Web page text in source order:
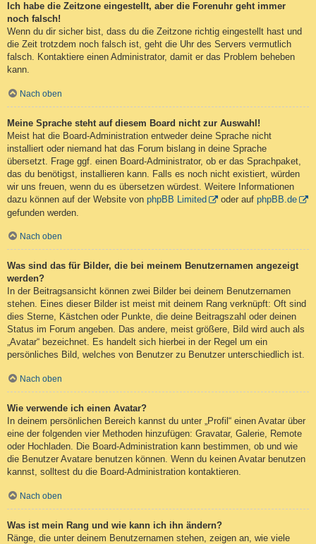
Ich habe die Zeitzone eingestellt, aber die Forenuhr geht immer
noch falsch!
Wenn du dir sicher bist, dass du die Zeitzone richtig eingestellt hast und
die Zeit trotzdem noch falsch ist, geht die Uhr des Servers vermutlich
falsch. Kontaktiere einen Administrator, damit er das Problem beheben
kann.
Nach oben
Meine Sprache steht auf diesem Board nicht zur Auswahl!
Meist hat die Board-Administration entweder deine Sprache nicht
installiert oder niemand hat das Forum bislang in deine Sprache
übersetzt. Frage ggf. einen Board-Administrator, ob er das Sprachpaket,
das du benötigst, installieren kann. Falls es noch nicht existiert, würden
wir uns freuen, wenn du es übersetzen würdest. Weitere Informationen
dazu können auf der Website von phpBB Limited oder auf phpBB.de
gefunden werden.
Nach oben
Was sind das für Bilder, die bei meinem Benutzernamen angezeigt
werden?
In der Beitragsansicht können zwei Bilder bei deinem Benutzernamen
stehen. Eines dieser Bilder ist meist mit deinem Rang verknüpft: Oft sind
dies Sterne, Kästchen oder Punkte, die deine Beitragszahl oder deinen
Status im Forum angeben. Das andere, meist größere, Bild wird auch als
„Avatar“ bezeichnet. Es handelt sich hierbei in der Regel um ein
persönliches Bild, welches von Benutzer zu Benutzer unterschiedlich ist.
Nach oben
Wie verwende ich einen Avatar?
In deinem persönlichen Bereich kannst du unter „Profil“ einen Avatar über
eine der folgenden vier Methoden hinzufügen: Gravatar, Galerie, Remote
oder Hochladen. Die Board-Administration kann bestimmen, ob und wie
die Benutzer Avatare benutzen können. Wenn du keinen Avatar benutzen
kannst, solltest du die Board-Administration kontaktieren.
Nach oben
Was ist mein Rang und wie kann ich ihn ändern?
Ränge, die unter deinem Benutzernamen stehen, zeigen an, wie viele